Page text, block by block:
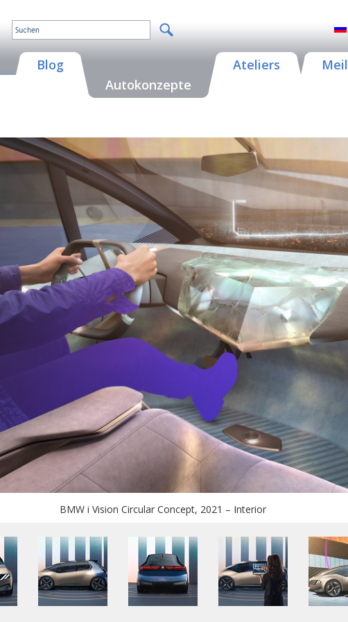
Blog
Autokonzepte
Ateliers
BMW i Vision Circular Concept, 2021 – Interior